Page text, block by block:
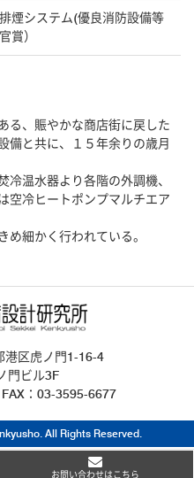
煙システム(優良消防設備等
賞）
る、賑やかな商店街に戻した
備と共に、１５年余りの歳月
冷温水器より各階の外調機、
空冷ヒートポンプマルチエア
め細かく行われている。
区虎ノ門1-16-4
門ビル3F
：03-3595-6677
お問い合わせはこちら
All Rights Reserved.